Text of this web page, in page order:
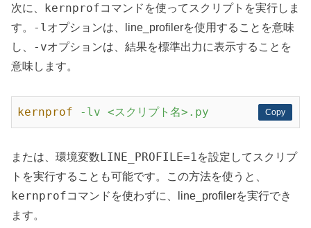
次に、 kernprofコマンドを使ってスクリプトを実行しま
す。
-lオプションは、line_profilerを使用することを意味
し、
-vオプションは、結果を標準出力に表示することを
意味します。
Copy
Copy
kernprof -lv <スクリプト名>.py
または、環境変数 LINE_PROFILE=1を設定してスクリプ
トを実行することも可能です。この方法を使うと、
kernprofコマンドを使わずに、line_profilerを実行でき
ます。